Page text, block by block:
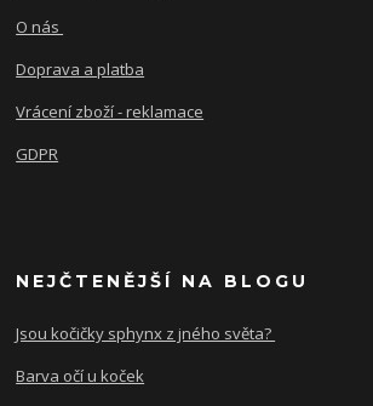
O nás
Doprava a platba
Vrácení zboží - reklamace
GDPR
NEJČTENĚJŠÍ NA BLOGU
Jsou kočičky sphynx z jného světa?
Barva očí u koček